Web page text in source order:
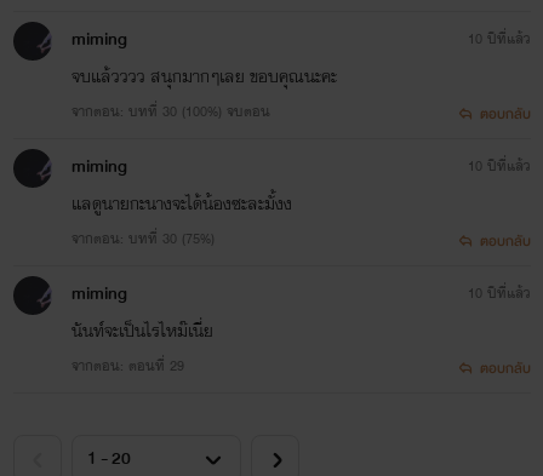
miming
จบแล้วววว สนุกมากๆเลย ขอบคุณนะคะ
จากตอน: บทที่ 30 (100%) จบตอน
10 ปีที่แล้ว
ตอบกลับ
miming
แลดูนายกะนางจะได้น้องซะละมั้งง
จากตอน: บทที่ 30 (75%)
10 ปีที่แล้ว
ตอบกลับ
miming
นันท์จะเป็นไรไหม๊เนี่ย
จากตอน: ตอนที่ 29
10 ปีที่แล้ว
ตอบกลับ